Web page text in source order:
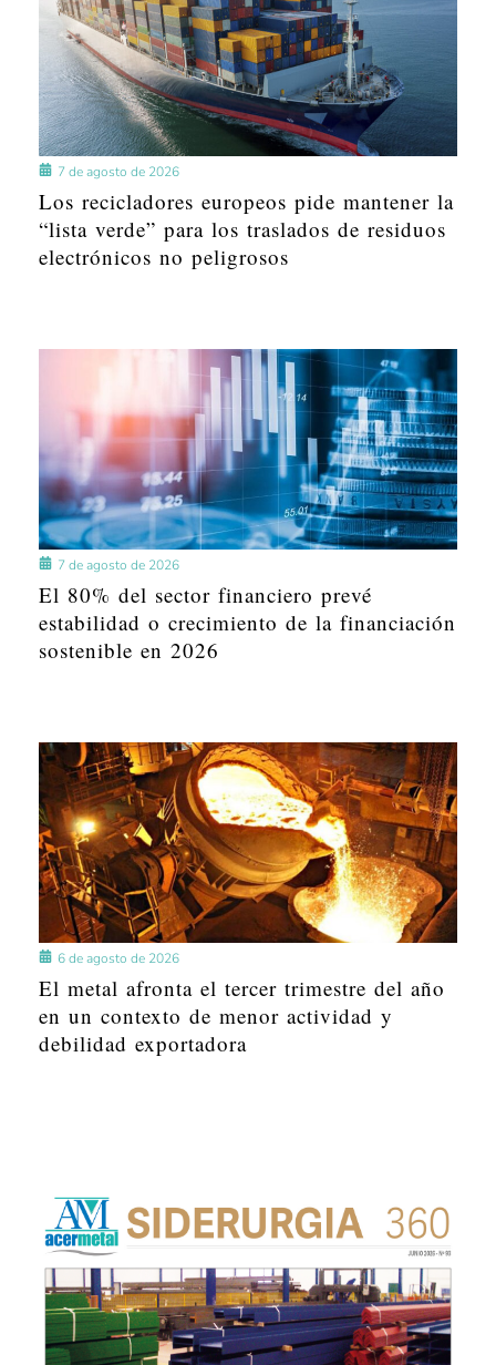
7 de agosto de 2026
Los recicladores europeos pide mantener la
“lista verde” para los traslados de residuos
electrónicos no peligrosos
7 de agosto de 2026
El 80% del sector financiero prevé
estabilidad o crecimiento de la financiación
sostenible en 2026
6 de agosto de 2026
El metal afronta el tercer trimestre del año
en un contexto de menor actividad y
debilidad exportadora